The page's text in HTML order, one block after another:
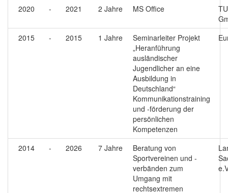
2020
- 2021 2 Jahre MS Office
2015
- 2015 1 Jahre
Seminarleiter Projekt
„Heranführung
ausländischer
Jugendlicher an eine
Ausbildung in
Deutschland“
Kommunikationstraining
und -förderung der
persönlichen
Kompetenzen
2014 - 2026 7 Jahre
Beratung von
Sportvereinen und -
verbänden zum
Umgang mit
rechtsextremen